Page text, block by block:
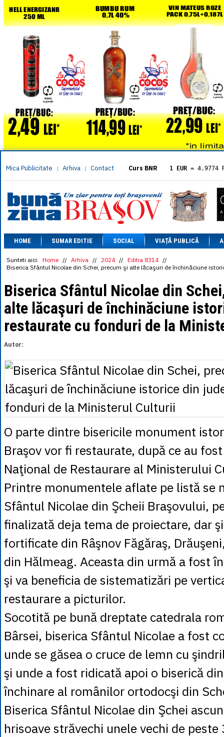
Mica Publicitate | Arhiva | Contact Curs BNR 1 EUR = 4.9774
= 5.8304
1 XAU= 464.4611
1 AED= 1.1933
1 AUD= 2.7957
1 BGN= 2.5449
1 CAD= 3.1559
1 CHF= 5.2813
1 CZK= 0.1993
1 EGP= 0.0860
1 HUF= 1.2223
1 INR = 0.0513
1 JPY= 3.0556
1 KRW= 0.3047
1 MDL= 0.2538
1 PLN = 1.1646
1 RSD = 0.0425
= 0.0530
1 SEK= 0.4526
1 TRY
1 UAH
1 ZAR= 0.2318
HOME SUMAR EDITIE SOCIAL VIAȚĂ PUBLICĂ
Sunteti aici: Home // Arhiva // 2024 // Editia 8314 //
Biserica Sfântul Nicolae din Schei, precum şi alte lăcaşuri de închinăciune
Biserica Sfântul Nicolae din
alte lăcaşuri de închinăciune
restaurate cu fonduri de la
Autor:
O parte dintre bisericile monument
Braşov vor fi restaurate, după ce au
Naţional de Restaurare al Ministerului
Printre monumentele aflate pe listă se
Sfântul Nicolae din Şcheii Braşovului,
finalizată deja tema de proiectare, dar
fortificate din Râşnov Făgăraş,
din Hălmeag. Aceasta din urmă a fost
şi va beneficia de sistematizări pe
restaurare a picturilor.
Socotită pe bună dreptate catedrala
Bârsei, biserica Sfântul Nicolae a fost
unde se găsea o cruce de lemn cu
şi unde a fost ridicată apoi o biserică
închinare al românilor ortodocşi din
Biserica Sfântul Nicolae din Şchei
hrisoave străvechi unele vechi de peste